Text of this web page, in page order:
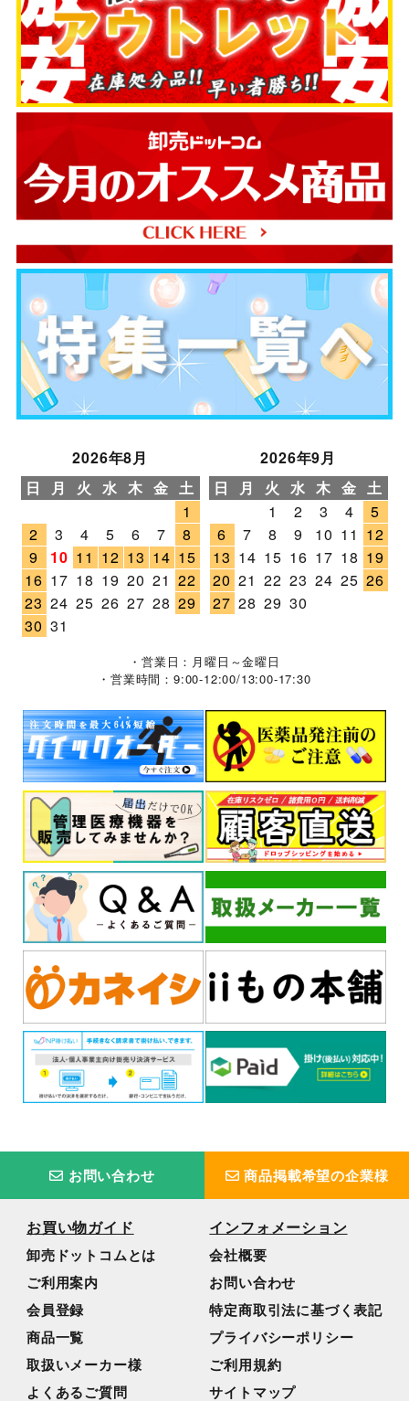
2026年8月
日
月 火 水 木 金 土
1
2
3 4 5 6 7
8
9
10 11 12 13 14 15
16 17 18 19 20 21 22
23 24 25 26 27 28 29
30 31
2026年9月
日
月 火 水 木 金 土
1
2 3 4
5
6
7 8 9 10 11 12
13 14 15 16 17 18 19
20 21 22 23 24 25 26
27 28 29 30
・営業日：月曜日～金曜日
・営業時間：9:00-12:00/13:00-17:30
お問い合わせ 商品掲載希望の企業様
お買い物ガイド
卸売ドットコムとは
ご利用案内
会員登録
商品一覧
取扱いメーカー様
よくあるご質問
インフォメーション
会社概要
お問い合わせ
特定商取引法に基づく表記
プライバシーポリシー
ご利用規約
サイトマップ